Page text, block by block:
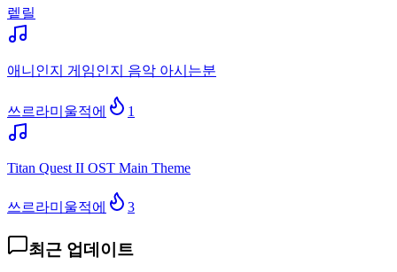
렡릴
애니인지 게임인지 음악 아시는분
쓰르라미울적에 1
Titan Quest II OST Main Theme
쓰르라미울적에 3
최근 업데이트